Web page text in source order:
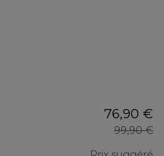
76,90 €
99,90 €